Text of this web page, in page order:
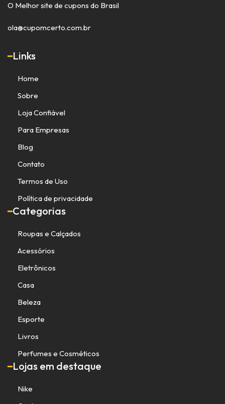
O Melhor site de cupons do Brasil
ola@cupomcerto.com.br
Links
Home
Sobre
Loja Confiável
Para Empresas
Blog
Contato
Termos de Uso
Política de privacidade
Categorias
Roupas e Calçados
Acessórios
Eletrônicos
Casa
Beleza
Esporte
Livros
Perfumes e Cosméticos
Lojas em destaque
Nike